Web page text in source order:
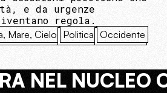
e da urgenze
regola.
Mare, Cielo Politica Occidente
NEL NUCLEO